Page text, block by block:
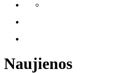
Naujienos